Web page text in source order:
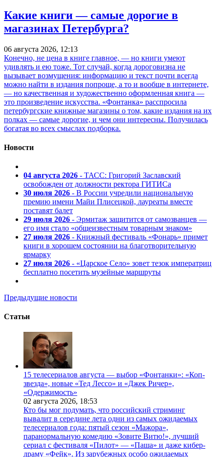
Какие книги — самые дорогие в
магазинах Петербурга?
06 августа 2026, 12:13
Конечно, не цена в книге главное, — но книги умеют
удивлять и ею тоже. Тот случай, когда дороговизна не
вызывает возмущения: информацию и текст почти всегда
можно найти в издания попроще, а то и вообще в интернете,
— но качественная и художественно оформленная книга —
это произведение искусства. «Фонтанка» расспросила
петербургские книжные магазины о том, какие издания на их
полках — самые дорогие, и чем они интересны. Получилась
богатая во всех смыслах подборка.
Новости
04 августа 2026 - ТАСС: Григорий Заславский
освобожден от должности ректора ГИТИСа
30 июля 2026 - В России учредили национальную
премию имени Майи Плисецкой, лауреаты вместе
поставят балет
29 июля 2026 - Эрмитаж защитится от самозванцев —
его имя стало «общеизвестным товарным знаком»
27 июля 2026 - Книжный фестиваль «Фонарь» примет
книги в хорошем состоянии на благотворительную
ярмарку
27 июля 2026 - «Царское Село» зовет тезок императриц
бесплатно посетить музейные маршруты
Предыдущие новости
Статьи
15 телесериалов августа — выбор «Фонтанки»: «Коп-
звезда», новые «Тед Лессо» и «Джек Ричер»,
«Одержимость»
02 августа 2026, 18:53
Кто бы мог подумать, что российский стриминг
вывалит в середине лета одни из самых ожидаемых
телесериалов года: пятый сезон «Мажора»,
паранормальную комедию «Зовите Витю!», лучший
сериал с фестиваля «Пилот» — «Паша» и даже кибер-
драму «Фейк». Из зарубежных особо ожидаемых